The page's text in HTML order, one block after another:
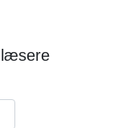
læsere